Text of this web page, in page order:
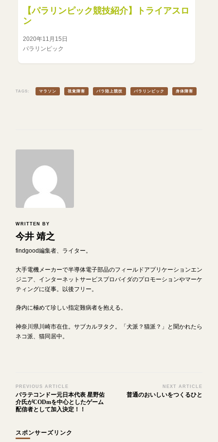
【パラリンピック競技紹介】トライアスロ
ン
2020年11月15日
パラリンピック
TAGS: マラソン 視覚障害 パラ陸上競技 パラリンピック 身体障害
WRITTEN BY
今井 靖之
findgood編集者、ライター。
大手電機メーカーで半導体電子部品のフィールドアプリケーションエン
ジニア、インターネットサービスプロバイダのプロモーションやマーケ
ティングに従事。以後フリー。
身内に極めて珍しい指定難病者を抱える。
神奈川県川崎市在住。サブカルヲタク。「犬派？猫派？」と聞かれたら
ネコ派、猫同居中。
Post
Navigation
PREVIOUS ARTICLE
パラテコンドー元日本代表 星野佑
介氏がCODmを中心としたゲーム
配信者として加入決定！！
NEXT ARTICLE
普通のおいしいをつくるひと
スポンサーズリンク